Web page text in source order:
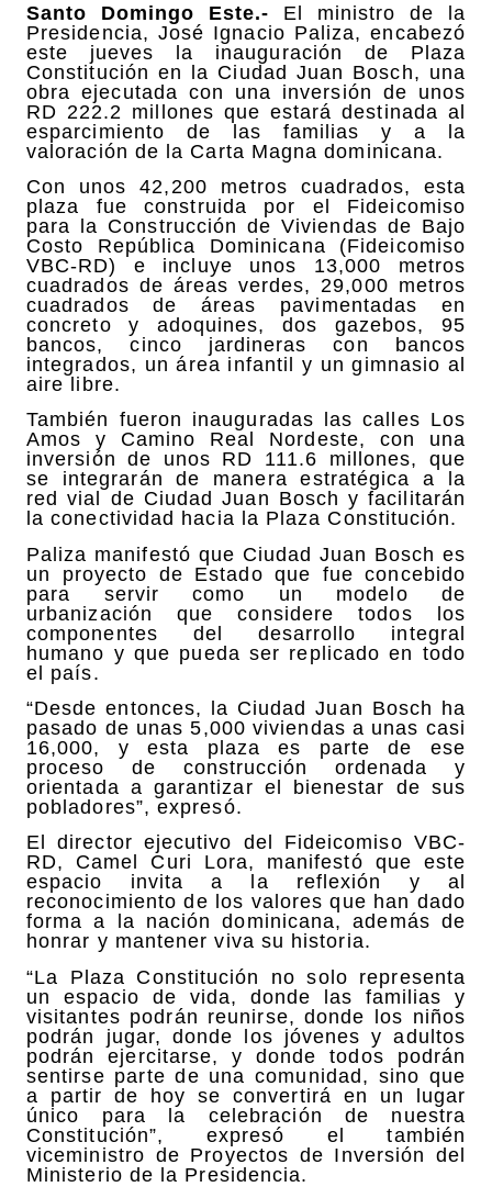
Santo Domingo Este.- El ministro de la
Presidencia, José Ignacio Paliza, encabezó
este jueves la inauguración de Plaza
Constitución en la Ciudad Juan Bosch, una
obra ejecutada con una inversión de unos
RD 222.2 millones que estará destinada al
esparcimiento de las familias y a la
valoración de la Carta Magna dominicana.
Con unos 42,200 metros cuadrados, esta
plaza fue construida por el Fideicomiso
para la Construcción de Viviendas de Bajo
Costo República Dominicana (Fideicomiso
VBC-RD) e incluye unos 13,000 metros
cuadrados de áreas verdes, 29,000 metros
cuadrados de áreas pavimentadas en
concreto y adoquines, dos gazebos, 95
bancos, cinco jardineras con bancos
integrados, un área infantil y un gimnasio al
aire libre.
También fueron inauguradas las calles Los
Amos y Camino Real Nordeste, con una
inversión de unos RD 111.6 millones, que
se integrarán de manera estratégica a la
red vial de Ciudad Juan Bosch y facilitarán
la conectividad hacia la Plaza Constitución.
Paliza manifestó que Ciudad Juan Bosch es
un proyecto de Estado que fue concebido
para servir como un modelo de
urbanización que considere todos los
componentes del desarrollo integral
humano y que pueda ser replicado en todo
el país.
“Desde entonces, la Ciudad Juan Bosch ha
pasado de unas 5,000 viviendas a unas casi
16,000, y esta plaza es parte de ese
proceso de construcción ordenada y
orientada a garantizar el bienestar de sus
pobladores”, expresó.
El director ejecutivo del Fideicomiso VBC-
RD, Camel Curi Lora, manifestó que este
espacio invita a la reflexión y al
reconocimiento de los valores que han dado
forma a la nación dominicana, además de
honrar y mantener viva su historia.
“La Plaza Constitución no solo representa
un espacio de vida, donde las familias y
visitantes podrán reunirse, donde los niños
podrán jugar, donde los jóvenes y adultos
podrán ejercitarse, y donde todos podrán
sentirse parte de una comunidad, sino que
a partir de hoy se convertirá en un lugar
único para la celebración de nuestra
Constitución”, expresó el también
viceministro de Proyectos de Inversión del
Ministerio de la Presidencia.